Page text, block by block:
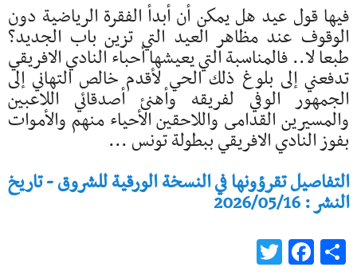
فيها قول عيد هل يمكن أن أبدأ الفقرة الرياضية دون
الوقوف عند مظاهر العيد التي تزين باب الجديد؟
طبعا لا.. فالمناسبة التي يعيشها أحباء النادي الافريقي
تدفعني إلى بلوغ ذلك الحي لأقدم خالص التهاني إلى
الجمهور الوفي لفريقه وأهنئ أصدقائي اللاعبين
والمسيرين القدامى واللاحقين الأحياء منهم والأموات
بفوز النادي الافريقي ببطولة تونس ...
التفاصيل تقرؤونها في النسخة الورقية للشروق - تاريخ
النشر : 2026/05/16
Share
Facebook